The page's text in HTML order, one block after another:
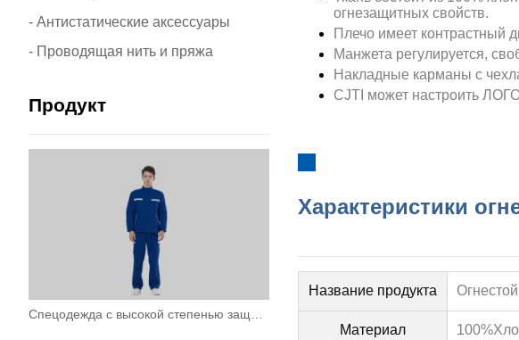
- Антистатические аксессуары
- Проводящая нить и пряжа
Продукт
огнезащитных свойств.
Плечо имеет контрастный
Манжета регулируется,
Накладные карманы с
CJTI может настроить
Характеристики
Название продукта
Материал